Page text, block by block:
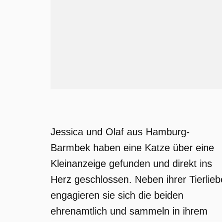
Jessica und Olaf aus Hamburg-
Barmbek haben eine Katze über eine
Kleinanzeige gefunden und direkt ins
Herz geschlossen. Neben ihrer
engagieren sie sich die beiden
ehrenamtlich und sammeln in ihrem